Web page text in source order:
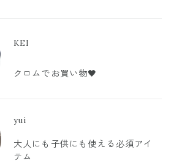
KEI
クロムでお買い物🖤
yui
大人にも子供にも使える必須アイ
テム